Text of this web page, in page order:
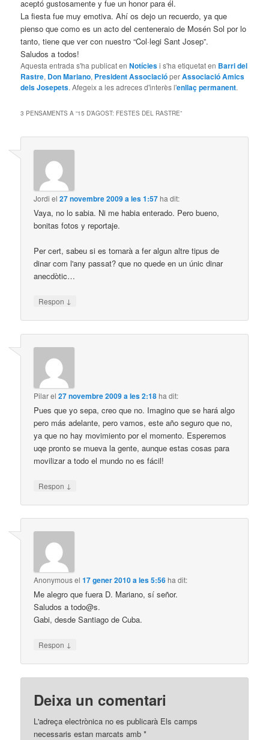
aceptó gustosamente y fue un honor para él.
La fiesta fue muy emotiva. Ahí os dejo un recuerdo, ya que
pienso que como es un acto del centeneraio de Mosén Sol por lo
tanto, tiene que ver con nuestro “Col·legi Sant Josep”.
Saludos a todos!
Aquesta entrada s'ha publicat enNotíciesi s'ha etiquetat en Barri del
Rastre, Don Mariano, President AssociacióperAssociació Amics
dels Josepets. Afegeix a les adreces d'interès l'enllaç permanent.
3 PENSAMENTS A “15 D’AGOST: FESTES DEL RASTRE”
Jordi el27 novembre 2009 a les 1:57ha dit:
Vaya, no lo sabia. Ni me habia enterado. Pero bueno,
bonitas fotos y reportaje.
Per cert, sabeu si es tornarà a fer algun altre tipus de
dinar com l'any passat? que no quede en un únic dinar
anecdòtic…
Respon ↓
Pilarel27 novembre 2009 a les 2:18ha dit:
Pues que yo sepa, creo que no. Imagino que se hará algo
pero más adelante, pero vamos, este año seguro que no,
ya que no hay movimiento por el momento. Esperemos
uqe pronto se mueva la gente, aunque estas cosas para
movilizar a todo el mundo no es fácil!
Respon ↓
Anonymousel17 gener 2010 a les 5:56ha dit:
Me alegro que fuera D. Mariano, sí señor.
Saludos a todo@s.
Gabi, desde Santiago de Cuba.
Respon ↓
Deixa un comentari
L'adreça electrònica no es publicarà Els camps
necessaris estan marcats amb*